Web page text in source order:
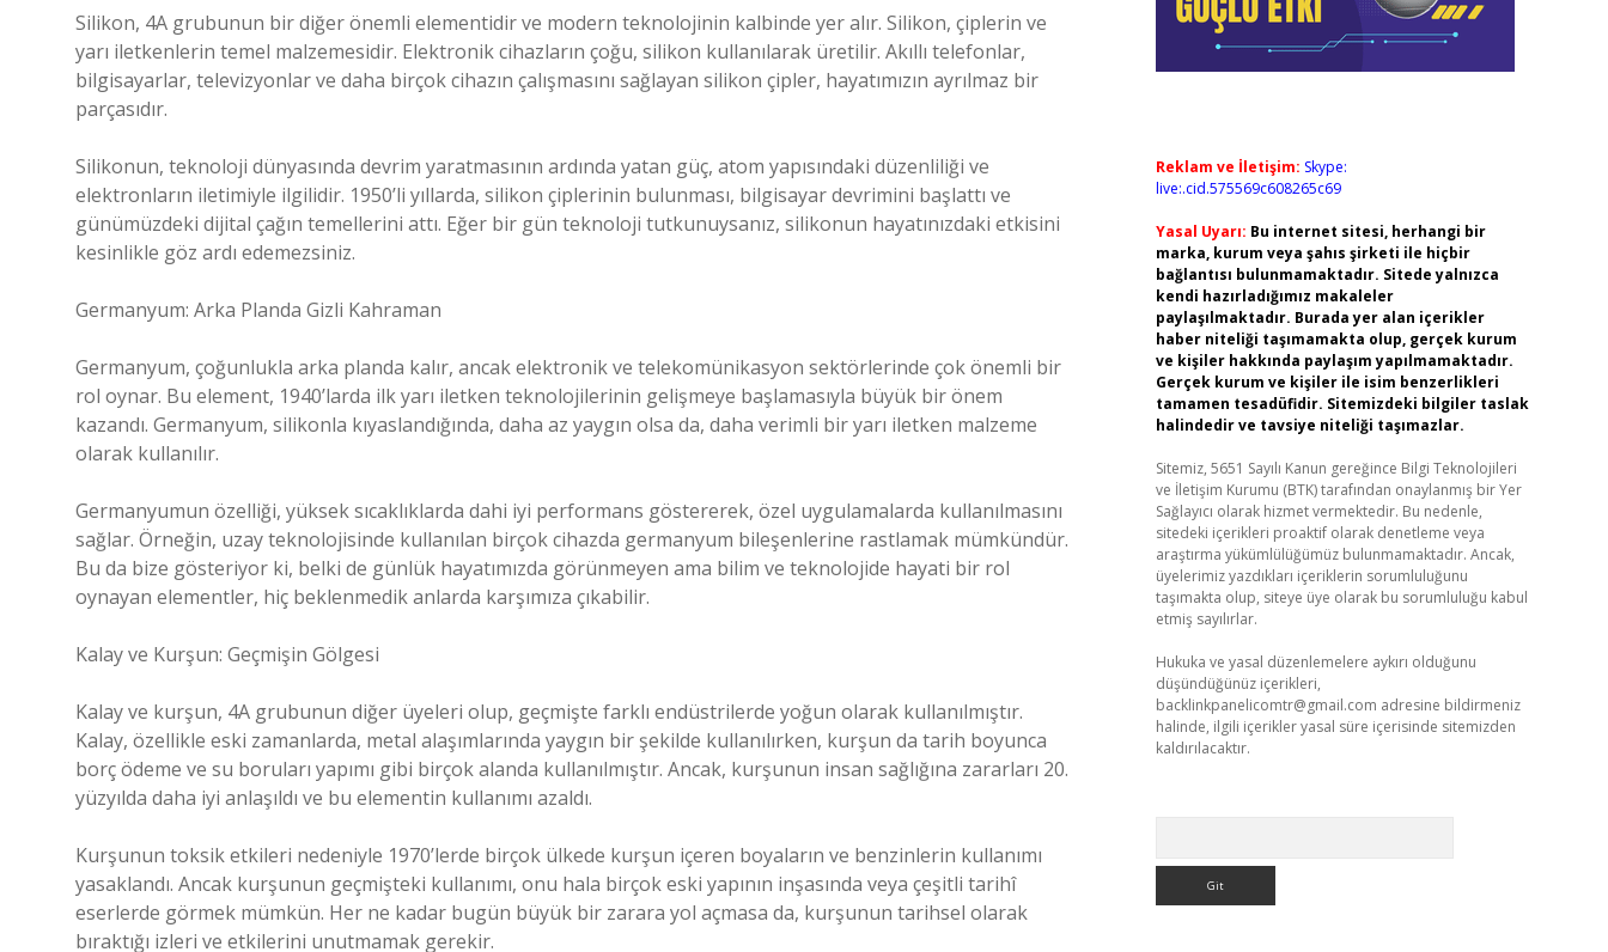
Silikon, 4A grubunun bir diğer önemli elementidir ve modern teknolojinin kalbinde yer alır. Silikon, çiplerin ve
yarı iletkenlerin temel malzemesidir. Elektronik cihazların çoğu, silikon kullanılarak üretilir. Akıllı telefonlar,
bilgisayarlar, televizyonlar ve daha birçok cihazın çalışmasını sağlayan silikon çipler, hayatımızın ayrılmaz bir
parçasıdır.
Silikonun, teknoloji dünyasında devrim yaratmasının ardında yatan güç, atom yapısındaki düzenliliği ve
elektronların iletimiyle ilgilidir. 1950’li yıllarda, silikon çiplerinin bulunması, bilgisayar devrimini başlattı ve
günümüzdeki dijital çağın temellerini attı. Eğer bir gün teknoloji tutkunuysanız, silikonun hayatınızdaki etkisini
kesinlikle göz ardı edemezsiniz.
Germanyum: Arka Planda Gizli Kahraman
Germanyum, çoğunlukla arka planda kalır, ancak elektronik ve telekomünikasyon sektörlerinde çok önemli bir
rol oynar. Bu element, 1940’larda ilk yarı iletken teknolojilerinin gelişmeye başlamasıyla büyük bir önem
kazandı. Germanyum, silikonla kıyaslandığında, daha az yaygın olsa da, daha verimli bir yarı iletken malzeme
olarak kullanılır.
Germanyumun özelliği, yüksek sıcaklıklarda dahi iyi performans göstererek, özel uygulamalarda kullanılmasını
sağlar. Örneğin, uzay teknolojisinde kullanılan birçok cihazda germanyum bileşenlerine rastlamak mümkündür.
Bu da bize gösteriyor ki, belki de günlük hayatımızda görünmeyen ama bilim ve teknolojide hayati bir rol
oynayan elementler, hiç beklenmedik anlarda karşımıza çıkabilir.
Kalay ve Kurşun: Geçmişin Gölgesi
Kalay ve kurşun, 4A grubunun diğer üyeleri olup, geçmişte farklı endüstrilerde yoğun olarak kullanılmıştır.
Kalay, özellikle eski zamanlarda, metal alaşımlarında yaygın bir şekilde kullanılırken, kurşun da tarih boyunca
borç ödeme ve su boruları yapımı gibi birçok alanda kullanılmıştır. Ancak, kurşunun insan sağlığına zararları 20.
yüzyılda daha iyi anlaşıldı ve bu elementin kullanımı azaldı.
Kurşunun toksik etkileri nedeniyle 1970’lerde birçok ülkede kurşun içeren boyaların ve benzinlerin kullanımı
yasaklandı. Ancak kurşunun geçmişteki kullanımı, onu hala birçok eski yapının inşasında veya çeşitli tarihî
eserlerde görmek mümkün. Her ne kadar bugün büyük bir zarara yol açmasa da, kurşunun tarihsel olarak
bıraktığı izleri ve etkilerini unutmamak gerekir.
Reklam ve İletişim: Skype:
live:.cid.575569c608265c69
Yasal Uyarı: Bu internet sitesi, herhangi bir
marka, kurum veya şahıs şirketi ile hiçbir
bağlantısı bulunmamaktadır. Sitede yalnızca
kendi hazırladığımız makaleler
paylaşılmaktadır. Burada yer alan içerikler
haber niteliği taşımamakta olup, gerçek kurum
ve kişiler hakkında paylaşım yapılmamaktadır.
Gerçek kurum ve kişiler ile isim benzerlikleri
tamamen tesadüfidir. Sitemizdeki bilgiler taslak
halindedir ve tavsiye niteliği taşımazlar.
Sitemiz, 5651 Sayılı Kanun gereğince Bilgi Teknolojileri
ve İletişim Kurumu (BTK) tarafından onaylanmış bir Yer
Sağlayıcı olarak hizmet vermektedir. Bu nedenle,
sitedeki içerikleri proaktif olarak denetleme veya
araştırma yükümlülüğümüz bulunmamaktadır. Ancak,
üyelerimiz yazdıkları içeriklerin sorumluluğunu
taşımakta olup, siteye üye olarak bu sorumluluğu kabul
etmiş sayılırlar.
Hukuka ve yasal düzenlemelere aykırı olduğunu
düşündüğünüz içerikleri,
backlinkpanelicomtr@gmail.com adresine bildirmeniz
halinde, ilgili içerikler yasal süre içerisinde sitemizden
kaldırılacaktır.